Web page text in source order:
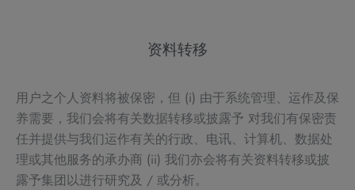
资料转移
用户之个人资料将被保密，但 (i) 由于系统管理、运作及保
养需要，我们会将有关数据转移或披露予 对我们有保密责
任并提供与我们运作有关的行政、电讯、计算机、数据处
理或其他服务的承办商 (ii) 我们亦会将有关资料转移或披
露予集团以进行研究及 / 或分析。